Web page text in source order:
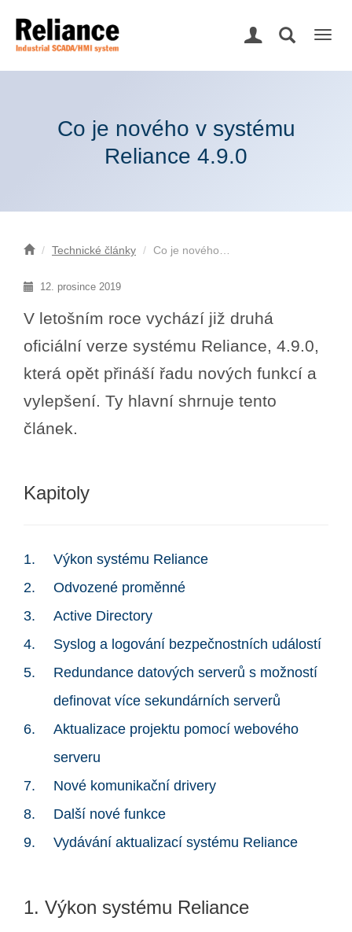
Co je nového v systému
Reliance 4.9.0
Technické články Co je nového…
12. prosince 2019
V letošním roce vychází již druhá
oficiální verze systému Reliance, 4.9.0,
která opět přináší řadu nových funkcí a
vylepšení. Ty hlavní shrnuje tento
článek.
Kapitoly
Výkon systému Reliance
Odvozené proměnné
Active Directory
Syslog a logování bezpečnostních událostí
Redundance datových serverů s možností
definovat více sekundárních serverů
Aktualizace projektu pomocí webového
serveru
Nové komunikační drivery
Další nové funkce
Vydávání aktualizací systému Reliance
1. Výkon systému Reliance